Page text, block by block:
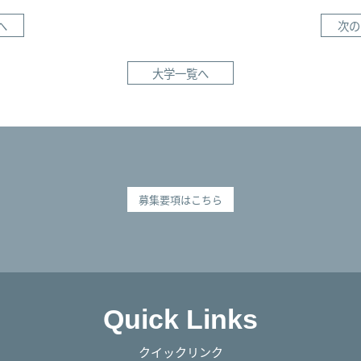
次
大学一覧へ
募集要項はこちら
Quick Links
クイックリンク